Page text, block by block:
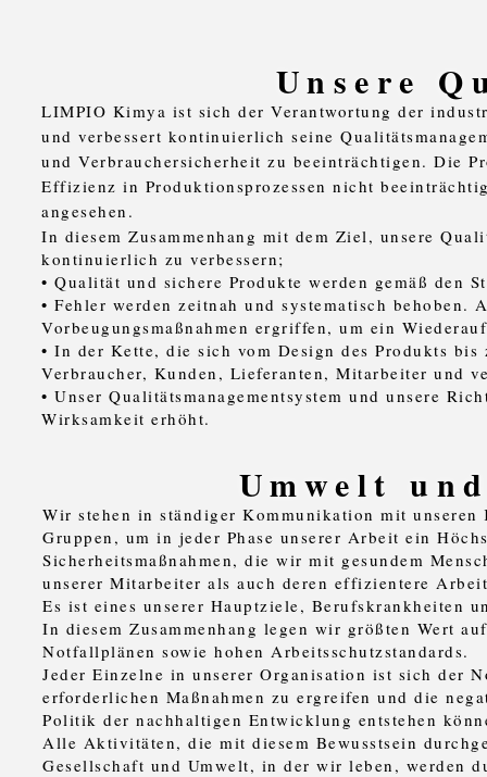
LIMPIO Kimya ist sich der Verantwortung der
und verbessert kontinuierlich seine
und Verbrauchersicherheit zu beeinträchtigen. Die
Effizienz in Produktionsprozessen nicht
angesehen.
In diesem Zusammenhang mit dem Ziel, unsere
kontinuierlich zu verbessern;
• Qualität und sichere Produkte werden gemäß den
• Fehler werden zeitnah und systematisch
Vorbeugungsmaßnahmen ergriffen, um ein
• In der Kette, die sich vom Design des Produkts
Verbraucher, Kunden, Lieferanten, Mitarbeiter und
• Unser Qualitätsmanagementsystem und unsere
Wirksamkeit erhöht.
Unsere
Wir stehen in ständiger Kommunikation mit
Gruppen, um in jeder Phase unserer Arbeit ein
Sicherheitsmaßnahmen, die wir mit gesundem
unserer Mitarbeiter als auch deren effizientere
Es ist eines unserer Hauptziele, Berufskrankheiten
In diesem Zusammenhang legen wir größten Wert
Notfallplänen sowie hohen Arbeitsschutzstandards.
Jeder Einzelne in unserer Organisation ist sich der
erforderlichen Maßnahmen zu ergreifen und die
Politik der nachhaltigen Entwicklung entstehen
Alle Aktivitäten, die mit diesem Bewusstsein
Gesellschaft und Umwelt, in der wir leben, werden
Umwelt